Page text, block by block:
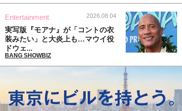
Entertainment 2026.08.04
実写版『モアナ』が「コントの衣
装みたい」と大炎上も…マウイ役
ドウェ...
BANG SHOWBIZ